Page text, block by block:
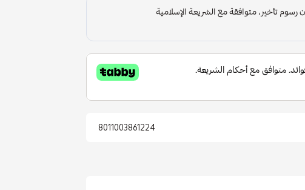
8011003861224